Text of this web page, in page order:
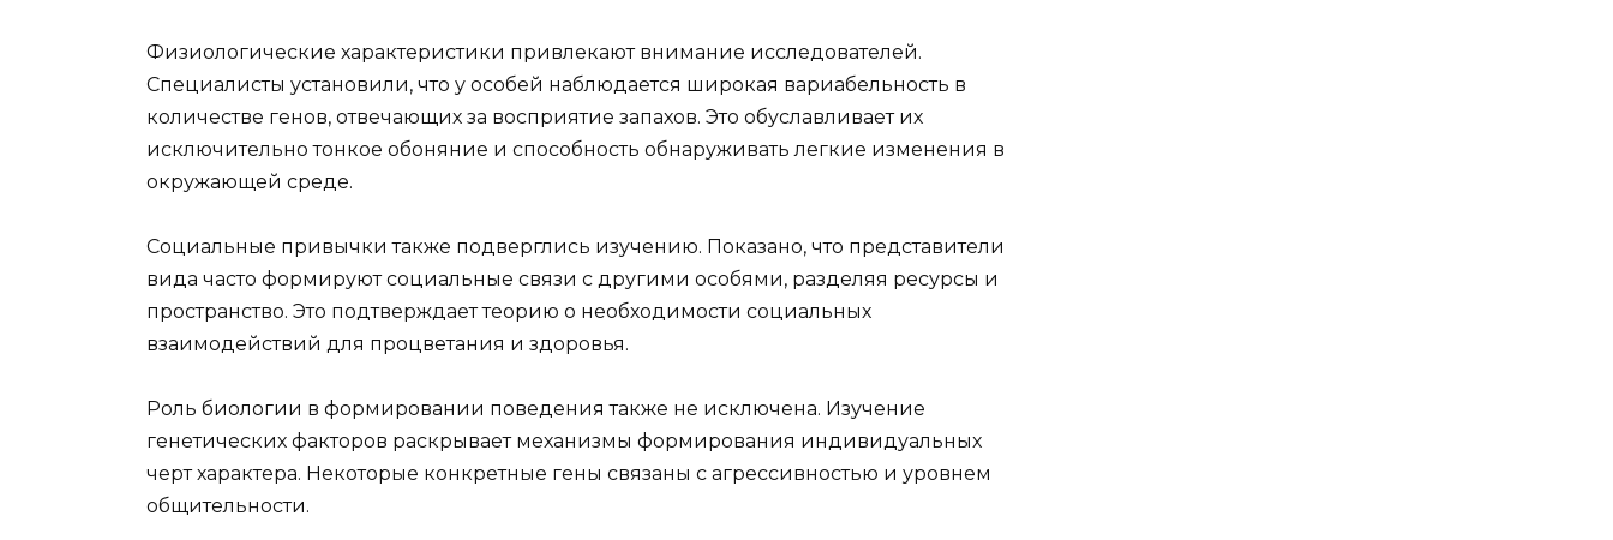
Физиологические характеристики привлекают внимание исследователей.
Специалисты установили, что у особей наблюдается широкая вариабельность в
количестве генов, отвечающих за восприятие запахов. Это обуславливает их
исключительно тонкое обоняние и способность обнаруживать легкие изменения в
окружающей среде.
Социальные привычки также подверглись изучению. Показано, что представители
вида часто формируют социальные связи с другими особями, разделяя ресурсы и
пространство. Это подтверждает теорию о необходимости социальных
взаимодействий для процветания и здоровья.
Роль биологии в формировании поведения также не исключена. Изучение
генетических факторов раскрывает механизмы формирования индивидуальных
черт характера. Некоторые конкретные гены связаны с агрессивностью и уровнем
общительности.